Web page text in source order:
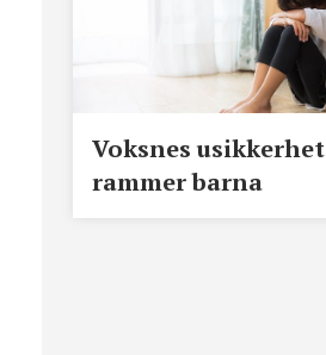
Voksnes usikkerhet
rammer barna